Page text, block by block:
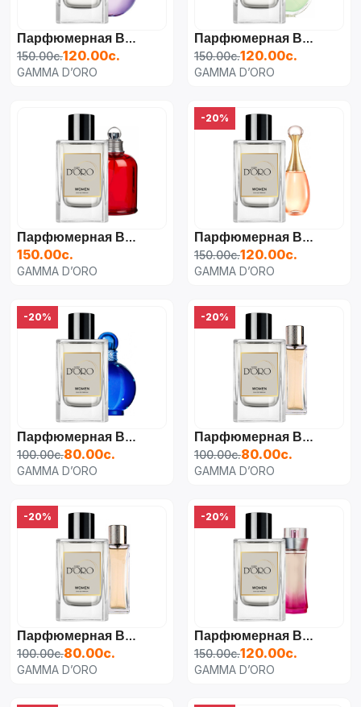
Парфюмерная Вода Для Женщин Lanvln Eclat D'arpege,
150.00с.120.00с.
GAMMA D’ORO
Парфюмерная Вода Для Женщин Chanel Chance Eau Fraiche,
150.00с.120.00с.
GAMMA D’ORO
Парфюмерная Вода Для Женщин Cacharel Amor Amor, [CLONE]
150.00с.
GAMMA D’ORO
-20%
Парфюмерная Вода Для Женщин Christian Dior J'adore, [CLONE]
150.00с.120.00с.
GAMMA D’ORO
-20%
Парфюмерная Вода Для Женщин Britney Spears Midnight Fantasy, [CLONE]
100.00с.80.00с.
GAMMA D’ORO
-20%
Парфюмерная Вода Для Женщин Lacoste Pour Femme,
100.00с.80.00с.
GAMMA D’ORO
-20%
Парфюмерная Вода Для Женщин Lacoste Pour Femme,
100.00с.80.00с.
GAMMA D’ORO
-20%
Парфюмерная Вода Для Женщин Lacoste Touch Of Pink,
150.00с.120.00с.
GAMMA D’ORO